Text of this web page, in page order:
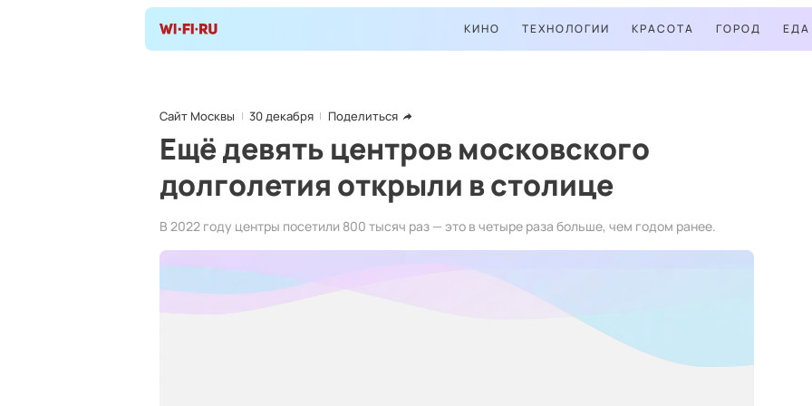
КИНО ТЕХНОЛОГИИ КРАСОТА ГОРОД ЕДА
Сайт Москвы 30 декабря Поделиться
Ещё девять центров московского
долголетия открыли в столице
В 2022 году центры посетили 800 тысяч раз — это в четыре раза больше, чем годом ранее.